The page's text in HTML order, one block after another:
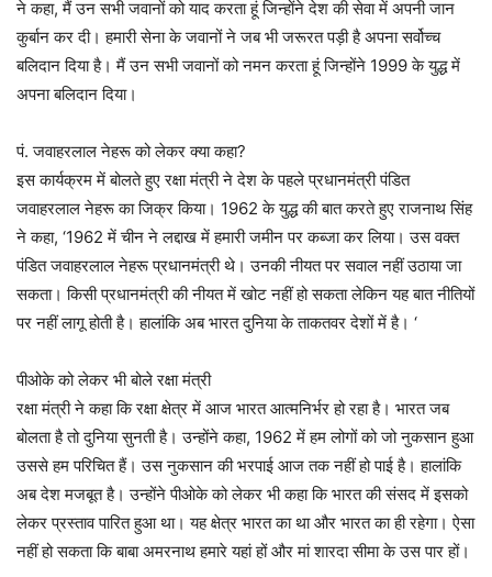
ने कहा, मैं उन सभी जवानों को याद करता हूं जिन्होंने देश की सेवा में अपनी जान
कुर्बान कर दी। हमारी सेना के जवानों ने जब भी जरूरत पड़ी है अपना सर्वोच्च
बलिदान दिया है। मैं उन सभी जवानों को नमन करता हूं जिन्होंने 1999 के युद्ध में
अपना बलिदान दिया।
पं. जवाहरलाल नेहरू को लेकर क्या कहा?
इस कार्यक्रम में बोलते हुए रक्षा मंत्री ने देश के पहले प्रधानमंत्री पंडित
जवाहरलाल नेहरू का जिक्र किया। 1962 के युद्ध की बात करते हुए राजनाथ सिंह
ने कहा, ‘1962 में चीन ने लद्दाख में हमारी जमीन पर कब्जा कर लिया। उस वक्त
पंडित जवाहरलाल नेहरू प्रधानमंत्री थे। उनकी नीयत पर सवाल नहीं उठाया जा
सकता। किसी प्रधानमंत्री की नीयत में खोट नहीं हो सकता लेकिन यह बात नीतियों
पर नहीं लागू होती है। हालांकि अब भारत दुनिया के ताकतवर देशों में है। ‘
पीओके को लेकर भी बोले रक्षा मंत्री
रक्षा मंत्री ने कहा कि रक्षा क्षेत्र में आज भारत आत्मनिर्भर हो रहा है। भारत जब
बोलता है तो दुनिया सुनती है। उन्होंने कहा, 1962 में हम लोगों को जो नुकसान हुआ
उससे हम परिचित हैं। उस नुकसान की भरपाई आज तक नहीं हो पाई है। हालांकि
अब देश मजबूत है। उन्होंने पीओके को लेकर भी कहा कि भारत की संसद में इसको
लेकर प्रस्ताव पारित हुआ था। यह क्षेत्र भारत का था और भारत का ही रहेगा। ऐसा
नहीं हो सकता कि बाबा अमरनाथ हमारे यहां हों और मां शारदा सीमा के उस पार हों।